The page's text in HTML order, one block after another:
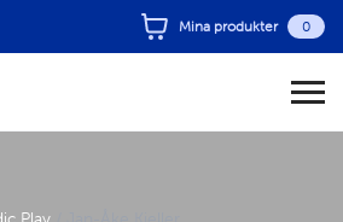
Mina produkter 0